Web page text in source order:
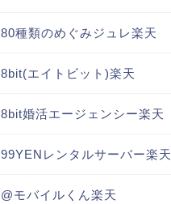
80種類のめぐみジュレ楽天
8bit(エイトビット)楽天
8bit婚活エージェンシー楽天
99YENレンタルサーバー楽天
@モバイルくん楽天